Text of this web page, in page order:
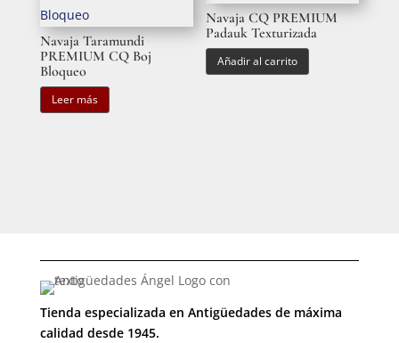
Navaja Taramundi
PREMIUM CQ Boj
Bloqueo
Leer más
Navaja CQ PREMIUM
Padauk Texturizada
Añadir al carrito
Tienda especializada en Antigüedades de máxima
calidad desde 1945.